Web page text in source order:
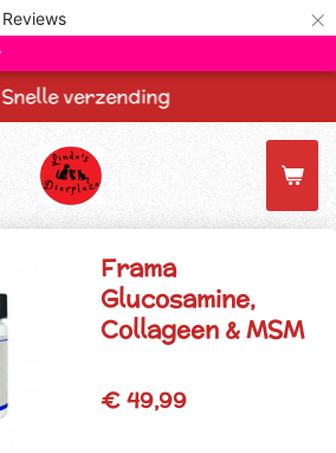
Reviews ×
Snelle verzending
Frama
Glucosamine,
Collageen & MSM
€ 49,99